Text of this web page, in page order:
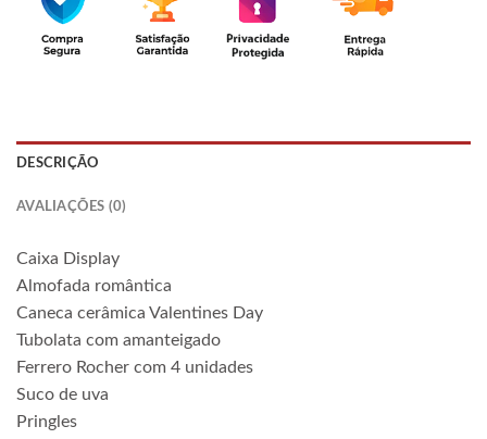
DESCRIÇÃO
AVALIAÇÕES (0)
Caixa Display
Almofada romântica
Caneca cerâmica Valentines Day
Tubolata com amanteigado
Ferrero Rocher com 4 unidades
Suco de uva
Pringles